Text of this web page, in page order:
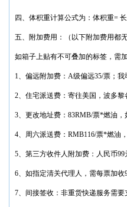
四、体积重计算公式为：体积重=
五、附加费用：（以下附加费用都
如箱子上贴有不可叠加的标签，需
1、偏远附加费：A级偏远35/票；
2、住宅派送费：寄往美国，波多
3、更改地址费：83RMB/票*燃油
4、周六派送费：RMB116/票*燃油
5、第三方收件人附加费：人民币99
6、如指定清关代理人，需每票加
7、间接签收：非重货快递服务需